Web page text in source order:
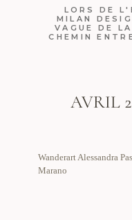
LORS DE
MILAN
VAGUE DE
CHEMIN
AVRIL
Wanderart Alessandra
Marano